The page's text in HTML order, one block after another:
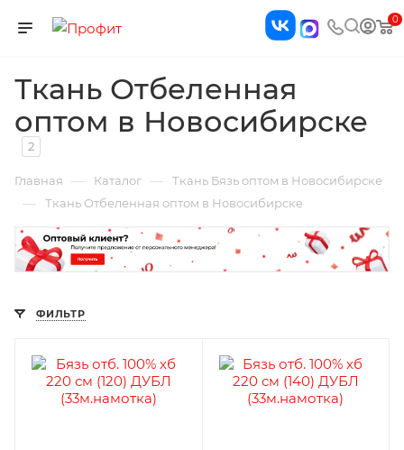
0
Ткань Отбеленная
оптом в Новосибирске
2
Главная — Каталог — Ткань Бязь оптом в Новосибирске
— Ткань Отбеленная оптом в Новосибирске
ФИЛЬТР